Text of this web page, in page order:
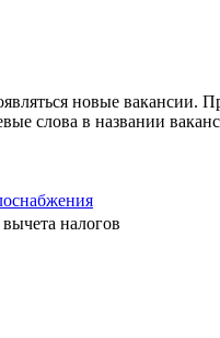
новые вакансии.
слова в названии
вычета налогов